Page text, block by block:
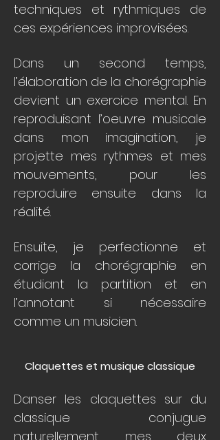
techniques et rythmiques de
ces expériences improvisées.
Dans un second temps,
l’élaboration de la chorégraphie
devient un exercice mental. En
reproduisant l’oeuvre musicale
dans mon imagination, je
projette mes rythmes et mes
mouvements, pour les
reproduire ensuite dans la
réalité.
Ensuite, je perfectionne et
corrige la chorégraphie en
étudiant la partition et en
l’annotant si nécessaire
comme un musicien.
Claquettes et musique classique
Danser les claquettes sur du
classique conjugue
naturellement mes deux